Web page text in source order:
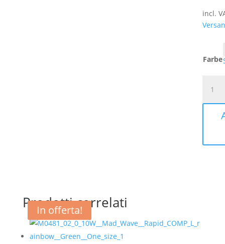
incl.
Farbe
WAVE
ALIEN
Prodotti correlati
In offerta!
In offerta!